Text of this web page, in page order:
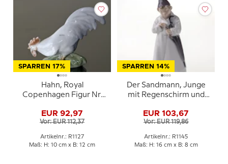
SPARREN 17%
Hahn, Royal
Copenhagen Figur Nr.
EUR 92,97
Vor: EUR 112,37
Artikelnr.: R1127
Maß: H: 10 cm x B: 12 cm
SPARREN 14%
Der Sandmann, Junge
mit Regenschirm und
Copenhagen Figur Nr.
1145
EUR 103,67
Vor: EUR 119,86
Artikelnr.: R1145
Maß: H: 16 cm x B: 8 cm